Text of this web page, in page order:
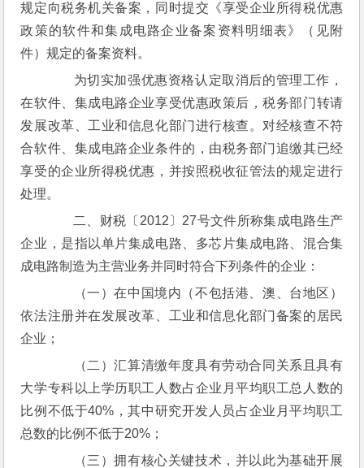
规定向税务机关备案，同时提交《享受企业所得税优惠
政策的软件和集成电路企业备案资料明细表》（见附
件）规定的备案资料。
为切实加强优惠资格认定取消后的管理工作，
在软件、集成电路企业享受优惠政策后，税务部门转请
发展改革、工业和信息化部门进行核查。对经核查不符
合软件、集成电路企业条件的，由税务部门追缴其已经
享受的企业所得税优惠，并按照税收征管法的规定进行
处理。
二、财税〔2012〕27号文件所称集成电路生产
企业，是指以单片集成电路、多芯片集成电路、混合集
成电路制造为主营业务并同时符合下列条件的企业：
（一）在中国境内（不包括港、澳、台地区）
依法注册并在发展改革、工业和信息化部门备案的居民
企业；
（二）汇算清缴年度具有劳动合同关系且具有
大学专科以上学历职工人数占企业月平均职工总人数的
比例不低于40%，其中研究开发人员占企业月平均职工
总数的比例不低于20%；
（三）拥有核心关键技术，并以此为基础开展